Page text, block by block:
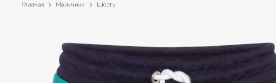
Главная Мальчики Шорты